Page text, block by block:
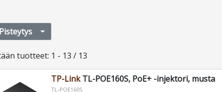
Pisteytys
tuotteet: 1 - 13 / 13
TP-LinkTL-POE160S, PoE+ -injektori, musta
TL-POE160S